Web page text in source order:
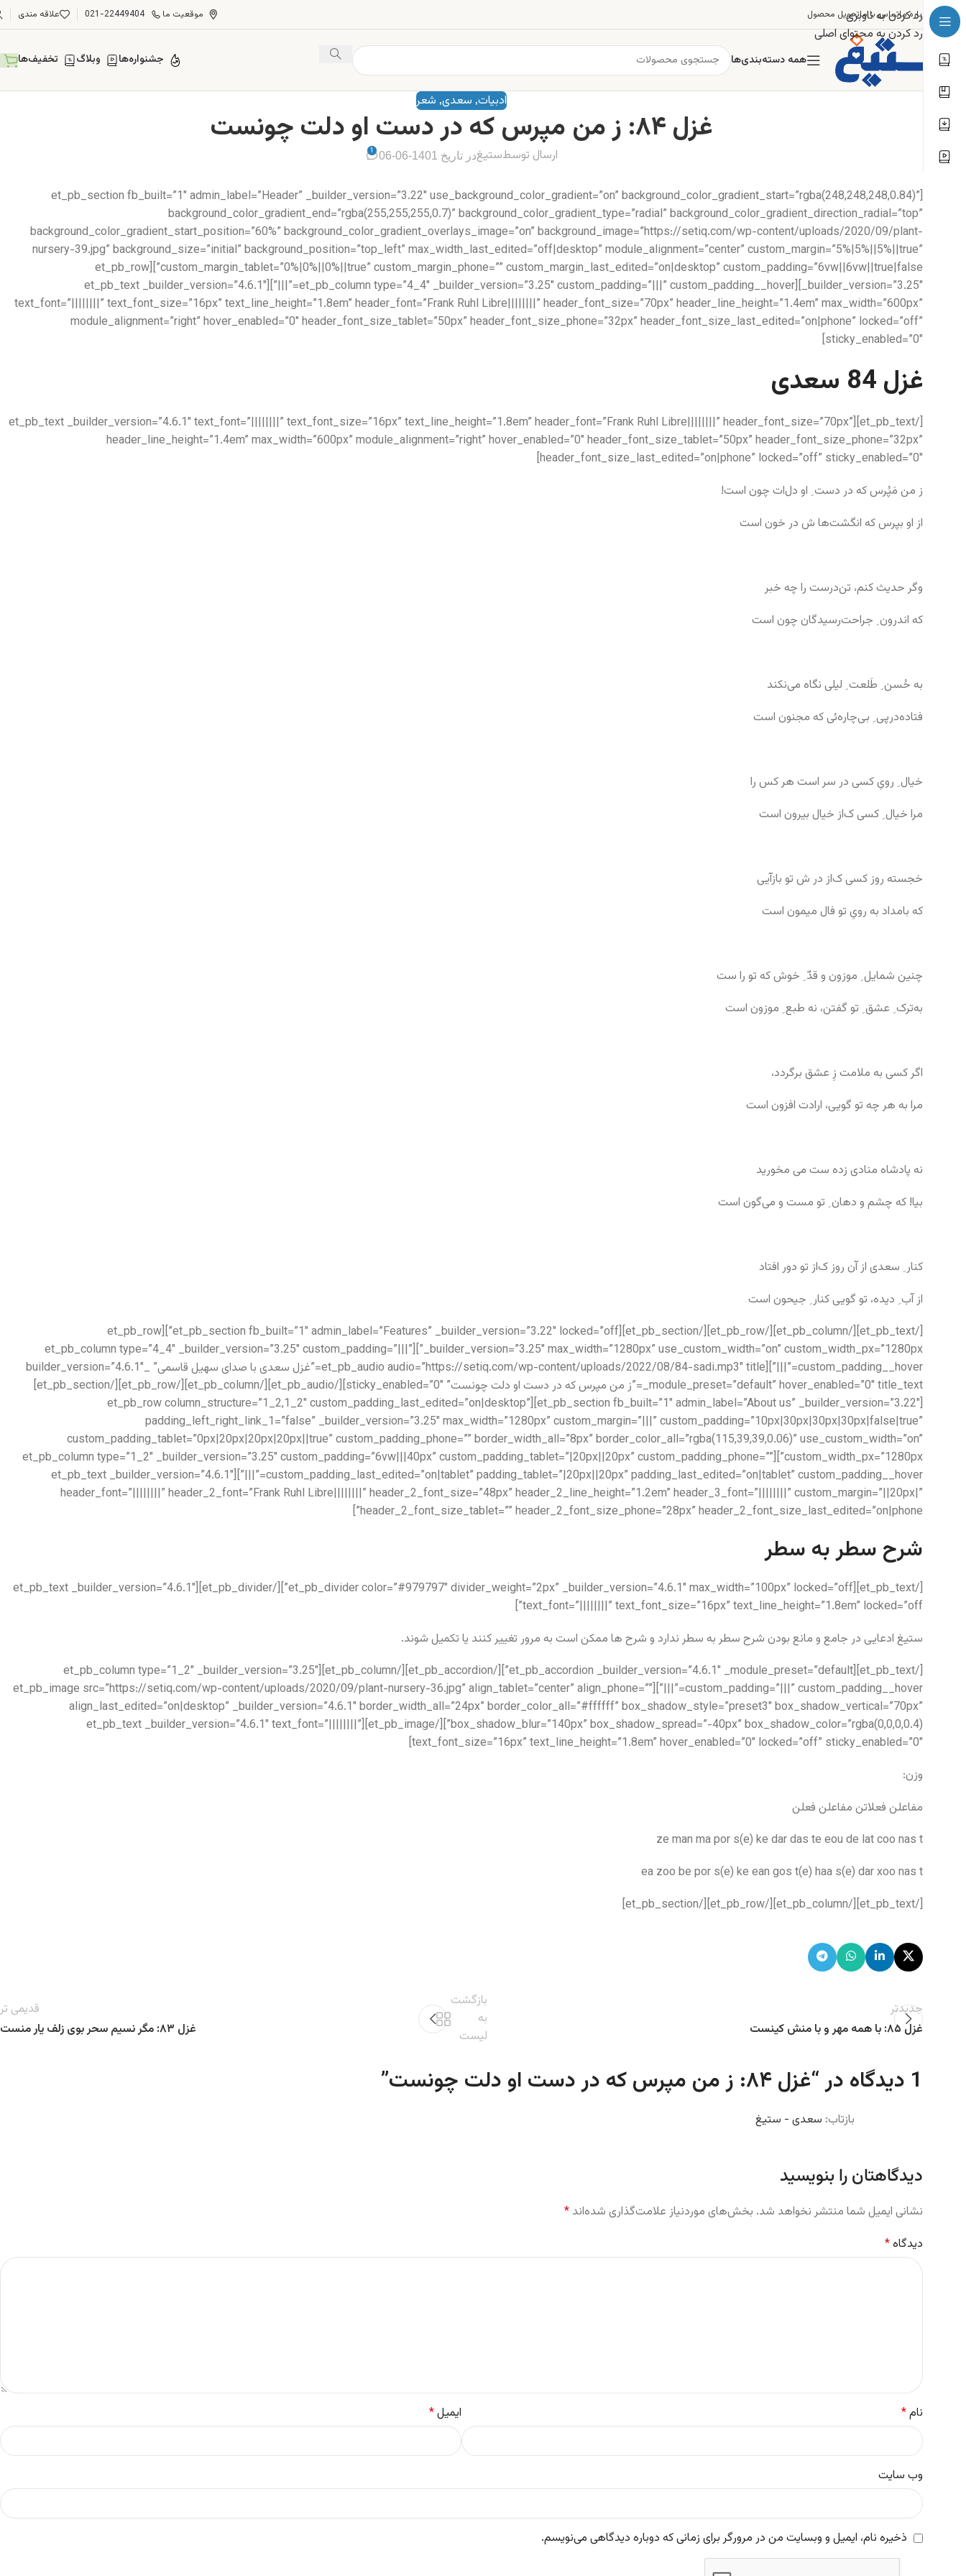
رد کردن به ناوبری
رد کردن به محتوای اصلی
درباره ماتماس با ماتحویل محصول موقعیت ما 021-22449404 علاقه مندی
همه دسته‌بندی‌ها جشنواره‌ها وبلاگ تخفیف‌ها
ادبیات, سعدی, شعر
غزل ۸۴: ز من مپرس که در دست او دلت چونست
ارسال توسطستیغدر تاریخ 1401-06-06 1
[et_pb_section fb_built=”1″ admin_label=”Header” _builder_version=”3.22″ use_background_color_gradient=”on” background_color_gradient_start=”rgba(248,248,248,0.84)”
background_color_gradient_end=”rgba(255,255,255,0.7)” background_color_gradient_type=”radial” background_color_gradient_direction_radial=”top”
background_color_gradient_start_position=”60%” background_color_gradient_overlays_image=”on” background_image=”https://setiq.com/wp-content/uploads/2020/09/plant-
nursery-39.jpg” background_size=”initial” background_position=”top_left” max_width_last_edited=”off|desktop” module_alignment=”center” custom_margin=”5%|5%||5%||true”
custom_margin_tablet=”0%|0%||0%||true” custom_margin_phone=”” custom_margin_last_edited=”on|desktop” custom_padding=”6vw||6vw||true|false”][et_pb_row
_builder_version=”3.25″][et_pb_column type=”4_4″ _builder_version=”3.25″ custom_padding=”|||” custom_padding__hover=”|||”][et_pb_text _builder_version=”4.6.1″
text_font=”||||||||” text_font_size=”16px” text_line_height=”1.8em” header_font=”Frank Ruhl Libre||||||||” header_font_size=”70px” header_line_height=”1.4em” max_width=”600px”
module_alignment=”right” hover_enabled=”0″ header_font_size_tablet=”50px” header_font_size_phone=”32px” header_font_size_last_edited=”on|phone” locked=”off”
sticky_enabled=”0″]
غزل 84 سعدی
[/et_pb_text][et_pb_text _builder_version=”4.6.1″ text_font=”||||||||” text_font_size=”16px” text_line_height=”1.8em” header_font=”Frank Ruhl Libre||||||||” header_font_size=”70px”
header_line_height=”1.4em” max_width=”600px” module_alignment=”right” hover_enabled=”0″ header_font_size_tablet=”50px” header_font_size_phone=”32px”
header_font_size_last_edited=”on|phone” locked=”off” sticky_enabled=”0″]
ز من مَپُرس که در دست ِ او دل‌ات چون است!
از او بپرس که انگشت‌ها ش در خون است
وگر حدیث کنم، تن‌درست را چه خبر
که اندرون ِ جراحت‌رسیدگان چون است
به حُسن ِ طَلعت ِ لیلی نگاه می‌نکند
فتاده‌در‌پی ِ بی‌چاره‌ئی که مجنون است
خیال ِ رویِ کسی در سر است هر کس را
مرا خیال ِ کسی ک‌از خیال بیرون است
خجسته روز کسی ک‌از در ش تو بازآیی
که بامداد به رویِ تو فال میمون است
چنین شمایل ِ موزون و قدّ ِ خوش که تو را ست
به‌ترک ِ عشق ِ تو گفتن، نه طبع ِ موزون است
اگر کسی به ملامت زِ عشق برگردد،
مرا به هر چه تو گویی، ارادت افزون است
نه پادشاه منادی زده ‌ست می مخورید
بیا! که چشم و دهان ِ تو مست و می‌گون است
کنار ِ سعدی از آن روز ک‌از تو دور افتاد
از آب ِ دیده، تو گویی کنار ِ جیحون است
[/et_pb_text][/et_pb_column][/et_pb_row][/et_pb_section][et_pb_section fb_built=”1″ admin_label=”Features” _builder_version=”3.22″ locked=”off”][et_pb_row
_builder_version=”3.25″ max_width=”1280px” use_custom_width=”on” custom_width_px=”1280px”][et_pb_column type=”4_4″ _builder_version=”3.25″ custom_padding=”|||”
custom_padding__hover=”|||”][et_pb_audio audio=”https://setiq.com/wp-content/uploads/2022/08/84-sadi.mp3″ title=”غزل سعدی با صدای سهیل قاسمی” _builder_version=”4.6.1″
_module_preset=”default” hover_enabled=”0″ title_text=”ز من مپرس که در دست او دلت چونست” sticky_enabled=”0″][/et_pb_audio][/et_pb_column][/et_pb_row][/et_pb_section]
[et_pb_section fb_built=”1″ admin_label=”About us” _builder_version=”3.22″][et_pb_row column_structure=”1_2,1_2″ custom_padding_last_edited=”on|desktop”
padding_left_right_link_1=”false” _builder_version=”3.25″ max_width=”1280px” custom_margin=”|||” custom_padding=”10px|30px|30px|30px|false|true”
custom_padding_tablet=”0px|20px|20px|20px||true” custom_padding_phone=”” border_width_all=”8px” border_color_all=”rgba(115,39,39,0.06)” use_custom_width=”on”
custom_width_px=”1280px”][et_pb_column type=”1_2″ _builder_version=”3.25″ custom_padding=”6vw|||40px” custom_padding_tablet=”|20px||20px” custom_padding_phone=””
custom_padding_last_edited=”on|tablet” padding_tablet=”|20px||20px” padding_last_edited=”on|tablet” custom_padding__hover=”|||”][et_pb_text _builder_version=”4.6.1″
header_font=”||||||||” header_2_font=”Frank Ruhl Libre||||||||” header_2_font_size=”48px” header_2_line_height=”1.2em” header_3_font=”||||||||” custom_margin=”||20px|”
header_2_font_size_tablet=”” header_2_font_size_phone=”28px” header_2_font_size_last_edited=”on|phone”]
شرح سطر به سطر
[/et_pb_text][et_pb_divider color=”#979797″ divider_weight=”2px” _builder_version=”4.6.1″ max_width=”100px” locked=”off”][/et_pb_divider][et_pb_text _builder_version=”4.6.1″
text_font=”||||||||” text_font_size=”16px” text_line_height=”1.8em” locked=”off”]
ستیغ ادعایی در جامع و مانع بودن شرح سطر به سطر ندارد و شرح ها ممکن است به مرور تغییر کنند یا تکمیل شوند.
[/et_pb_text][et_pb_accordion _builder_version=”4.6.1″ _module_preset=”default”][/et_pb_accordion][/et_pb_column][et_pb_column type=”1_2″ _builder_version=”3.25″
custom_padding=”|||” custom_padding__hover=”|||”][et_pb_image src=”https://setiq.com/wp-content/uploads/2020/09/plant-nursery-36.jpg” align_tablet=”center” align_phone=””
align_last_edited=”on|desktop” _builder_version=”4.6.1″ border_width_all=”24px” border_color_all=”#ffffff” box_shadow_style=”preset3″ box_shadow_vertical=”70px”
box_shadow_blur=”140px” box_shadow_spread=”-40px” box_shadow_color=”rgba(0,0,0,0.4)”][/et_pb_image][et_pb_text _builder_version=”4.6.1″ text_font=”||||||||”
text_font_size=”16px” text_line_height=”1.8em” hover_enabled=”0″ locked=”off” sticky_enabled=”0″]
وزن:
مفاعلن فعلاتن مفاعلن فعلن
ze man ma por s(e) ke dar das te eou de lat coo nas t
ea zoo be por s(e) ke ean gos t(e) haa s(e) dar xoo nas t
[/et_pb_text][/et_pb_column][/et_pb_row][/et_pb_section]
جدیدتر
غزل ۸۵: با همه مهر و با منش کینست
بازگشت
به
لیست
قدیمی تر
غزل ۸۳: مگر نسیم سحر بوی زلف یار منست
1 دیدگاه در “ غزل ۸۴: ز من مپرس که در دست او دلت چونست ”
بازتاب: سعدی - ستیغ
دیدگاهتان را بنویسید
نشانی ایمیل شما منتشر نخواهد شد. بخش‌های موردنیاز علامت‌گذاری شده‌اند *
دیدگاه*
نام* ایمیل*
وب‌ سایت
ذخیره نام، ایمیل و وبسایت من در مرورگر برای زمانی که دوباره دیدگاهی می‌نویسم.